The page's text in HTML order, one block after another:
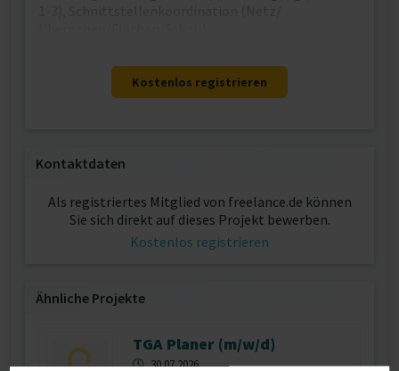
Kostenlos registrieren
Kontaktdaten
Als registriertes Mitglied von freelance.de können
Sie sich direkt auf dieses Projekt bewerben.
Kostenlos registrieren
Ähnliche Projekte
TGA Planer (m/w/d)
30.07.2026